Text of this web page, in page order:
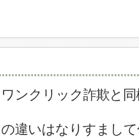
ンクリック詐欺と
違いはなりすまし